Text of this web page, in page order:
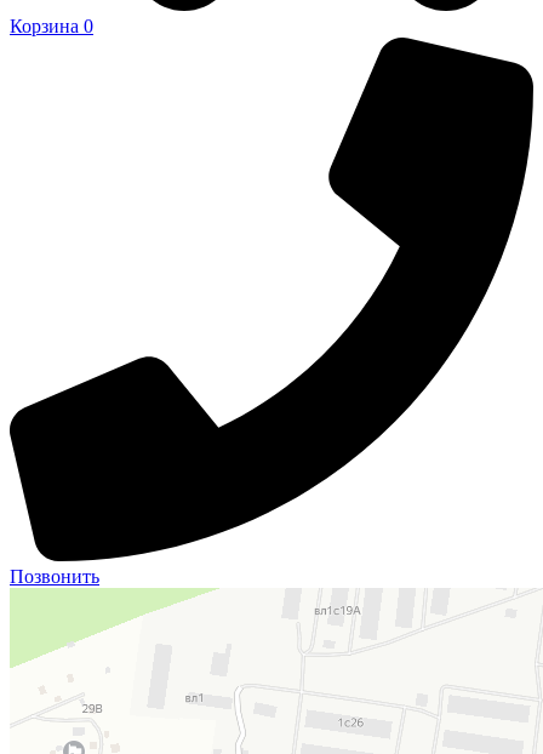
Корзина 0
Позвонить